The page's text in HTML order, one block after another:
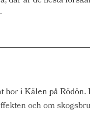
i Kälen på Rödön.
och om